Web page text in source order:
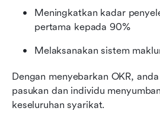
Meningkatkan kadar
pertama kepada 90%
Melaksanakan sistem
Dengan menyebarkan OKR,
pasukan dan individu
keseluruhan syarikat.